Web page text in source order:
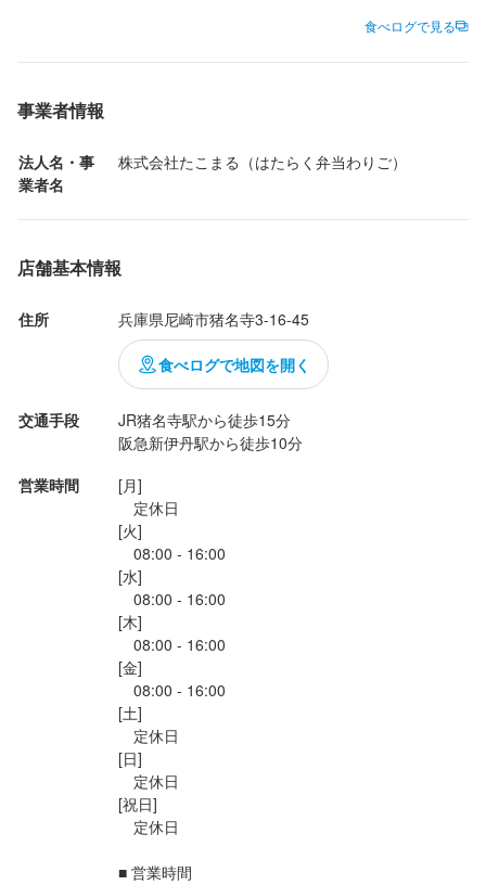
食べログで見る
事業者情報
法人名・事
業者名
株式会社たこまる（はたらく弁当わりご）
店舗基本情報
住所 兵庫県尼崎市猪名寺3-16-45
食べログで地図を開く
交通手段
JR猪名寺駅から徒歩15分
阪急新伊丹駅から徒歩10分
営業時間
[月]
定休日
[火]
08:00 - 16:00
[水]
08:00 - 16:00
[木]
08:00 - 16:00
[金]
08:00 - 16:00
[土]
定休日
[日]
定休日
[祝日]
定休日
■ 営業時間
・お弁当の積み込み
①メールやフォームからご応募
③日程調整
⑤採用後、初回出勤日を設定
⑥初回出勤（その時に次回以降のシフト調整）
はたらく弁当 わりご
兵庫県尼崎市猪名寺3-16-45
法人名・事業者名
株式会社たこまる（はたらく弁当わりご）
最終更新日2025/09/25